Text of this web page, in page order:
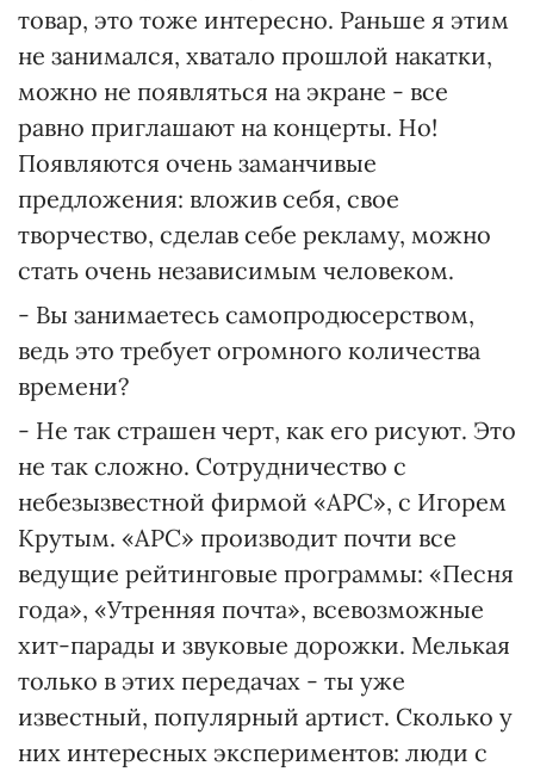
товар, это тоже интересно. Раньше я этим
не занимался, хватало прошлой накатки,
можно не появляться на экране - все
равно приглашают на концерты. Но!
Появляются очень заманчивые
предложения: вложив себя, свое
творчество, сделав себе рекламу, можно
стать очень независимым человеком.
- Вы занимаетесь самопродюсерством,
ведь это требует огромного количества
времени?
- Не так страшен черт, как его рисуют. Это
не так сложно. Сотрудничество с
небезызвестной фирмой «АРС», с Игорем
Крутым. «АРС» производит почти все
ведущие рейтинговые программы: «Песня
года», «Утренняя почта», всевозможные
хит-парады и звуковые дорожки. Мелькая
только в этих передачах - ты уже
известный, популярный артист. Сколько у
них интересных экспериментов: люди с